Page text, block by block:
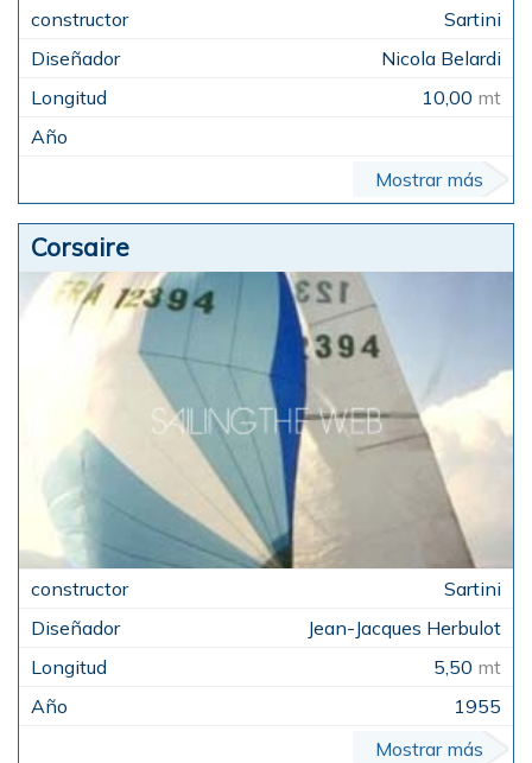
Sartini
Nicola Belardi
10,00 mt
Mostrar más
Corsaire
Sartini
Jean-Jacques Herbulot
5,50 mt
1955
Mostrar más